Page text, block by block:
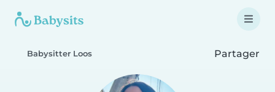
Babysitter Loos Partager